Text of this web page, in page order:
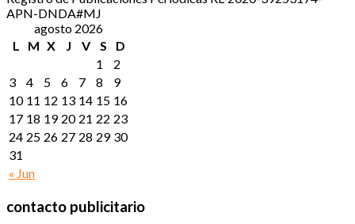
APN-DNDA#MJ
agosto 2026
L
M X J V S D
« Jun
1
2
3
4 5 6 7 8
9
10 11 12 13 14 15 16
17 18 19 20 21 22 23
24 25 26 27 28 29 30
31
contacto publicitario